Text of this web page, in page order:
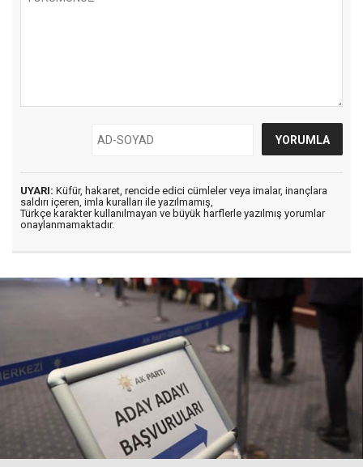
UYARI: Küfür, hakaret, rencide edici cümleler veya imalar, inançlara
saldırı içeren, imla kuralları ile yazılmamış,
Türkçe karakter kullanılmayan ve büyük harflerle yazılmış yorumlar
onaylanmamaktadır.